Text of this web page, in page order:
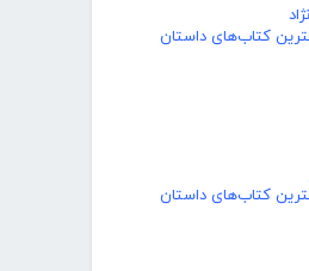
کتاب‌های داستان
کتاب‌های داستان